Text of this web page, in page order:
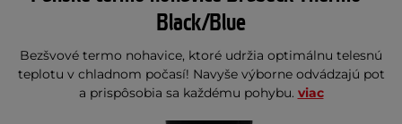
Black/Blue
Bezšvové termo nohavice, ktoré udržia optimálnu telesnú
teplotu v chladnom počasí! Navyše výborne odvádzajú pot
a prispôsobia sa každému pohybu. viac